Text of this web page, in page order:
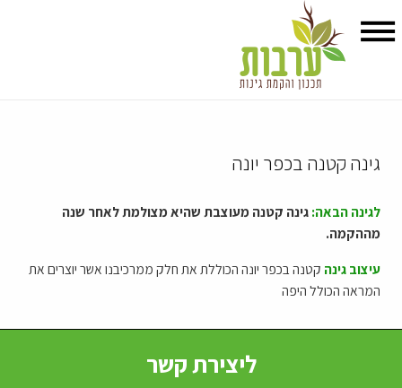
גינה קטנה בכפר יונה
לגינה הבאה: גינה קטנה מעוצבת שהיא מצולמת לאחר שנה
מההקמה.
עיצוב גינה קטנה בכפר יונה הכוללת את חלק ממרכיבנו אשר יוצרים את
המראה הכולל היפה
ליצירת קשר